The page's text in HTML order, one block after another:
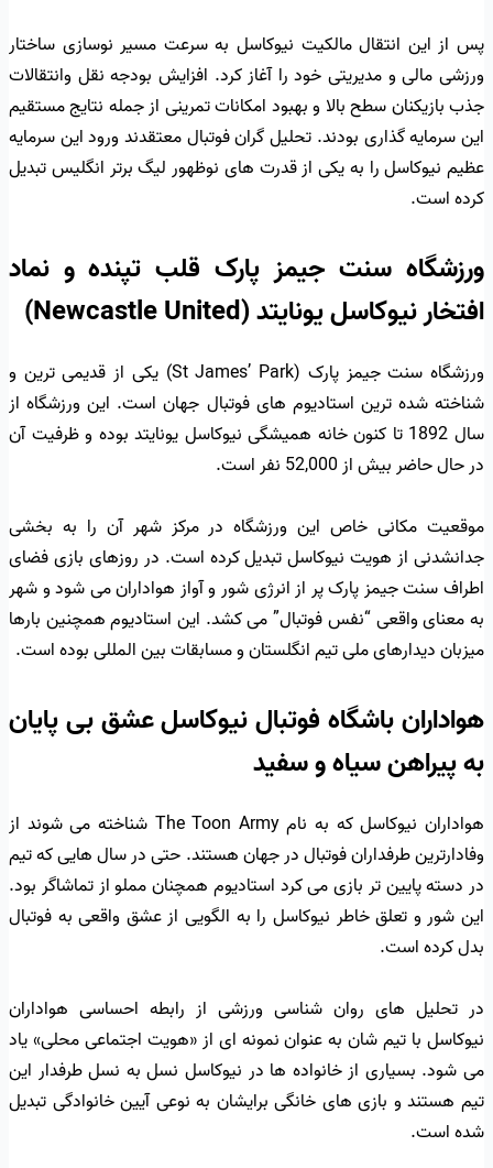
پس از این انتقال مالکیت نیوکاسل به سرعت مسیر نوسازی ساختار
ورزشی مالی و مدیریتی خود را آغاز کرد. افزایش بودجه نقل وانتقالات
جذب بازیکنان سطح بالا و بهبود امکانات تمرینی از جمله نتایج مستقیم
این سرمایه گذاری بودند. تحلیل گران فوتبال معتقدند ورود این سرمایه
عظیم نیوکاسل را به یکی از قدرت های نوظهور لیگ برتر انگلیس تبدیل
کرده است.
ورزشگاه سنت جیمز پارک قلب تپنده و نماد
افتخار نیوکاسل یونایتد (Newcastle United)
ورزشگاه سنت جیمز پارک (St James’ Park) یکی از قدیمی ترین و
شناخته شده ترین استادیوم های فوتبال جهان است. این ورزشگاه از
سال 1892 تا کنون خانه همیشگی نیوکاسل یونایتد بوده و ظرفیت آن
در حال حاضر بیش از 52,000 نفر است.
موقعیت مکانی خاص این ورزشگاه در مرکز شهر آن را به بخشی
جدانشدنی از هویت نیوکاسل تبدیل کرده است. در روزهای بازی فضای
اطراف سنت جیمز پارک پر از انرژی شور و آواز هواداران می شود و شهر
به معنای واقعی “نفس فوتبال” می کشد. این استادیوم همچنین بارها
میزبان دیدارهای ملی تیم انگلستان و مسابقات بین المللی بوده است.
هواداران باشگاه فوتبال نیوکاسل عشق بی پایان
به پیراهن سیاه و سفید
هواداران نیوکاسل که به نام The Toon Army شناخته می شوند از
وفادارترین طرفداران فوتبال در جهان هستند. حتی در سال هایی که تیم
در دسته پایین تر بازی می کرد استادیوم همچنان مملو از تماشاگر بود.
این شور و تعلق خاطر نیوکاسل را به الگویی از عشق واقعی به فوتبال
بدل کرده است.
در تحلیل های روان شناسی ورزشی از رابطه احساسی هواداران
نیوکاسل با تیم شان به عنوان نمونه ای از «هویت اجتماعی محلی» یاد
می شود. بسیاری از خانواده ها در نیوکاسل نسل به نسل طرفدار این
تیم هستند و بازی های خانگی برایشان به نوعی آیین خانوادگی تبدیل
شده است.